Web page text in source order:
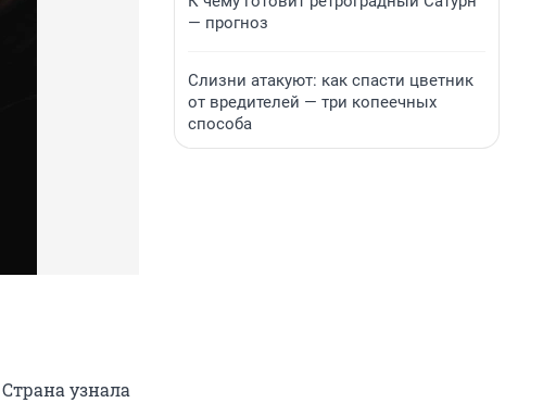
узнала
— прогноз
Слизни атакуют: как спасти цветник
от вредителей — три копеечных
способа